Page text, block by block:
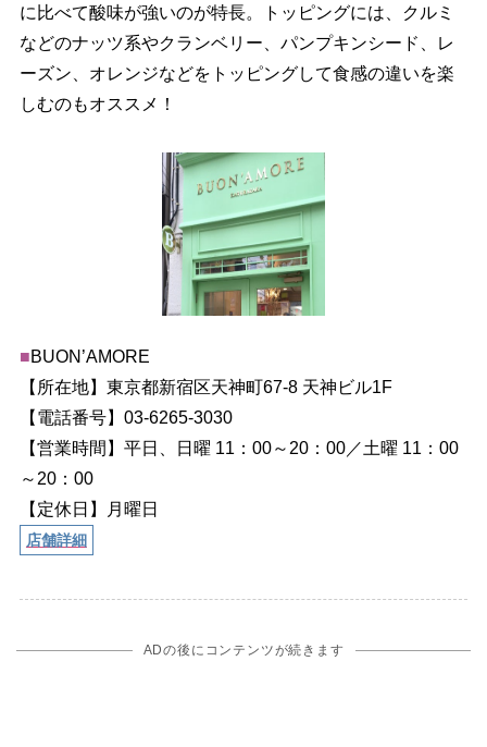
に比べて酸味が強いのが特長。トッピングには、クルミ
などのナッツ系やクランベリー、パンプキンシード、レ
ーズン、オレンジなどをトッピングして食感の違いを楽
しむのもオススメ！
■BUON’AMORE
【所在地】東京都新宿区天神町67-8 天神ビル1F
【電話番号】03-6265-3030
【営業時間】平日、日曜 11：00～20：00／土曜 11：00
～20：00
【定休日】月曜日
店舗詳細
ADの後にコンテンツが続きます